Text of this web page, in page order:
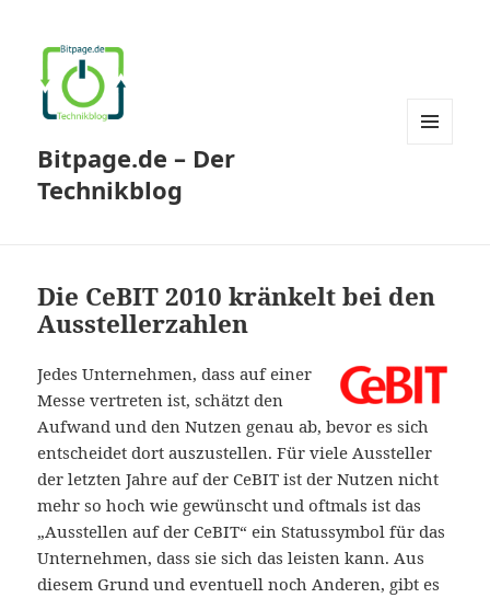
Bitpage.de – Der
Technikblog
Die CeBIT 2010 kränkelt bei den
Ausstellerzahlen
Jedes Unternehmen, dass auf einer
Messe vertreten ist, schätzt den
Aufwand und den Nutzen genau ab, bevor es sich
entscheidet dort auszustellen. Für viele Aussteller
der letzten Jahre auf der CeBIT ist der Nutzen nicht
mehr so hoch wie gewünscht und oftmals ist das
„Ausstellen auf der CeBIT“ ein Statussymbol für das
Unternehmen, dass sie sich das leisten kann. Aus
diesem Grund und eventuell noch Anderen, gibt es